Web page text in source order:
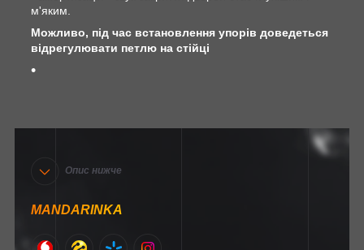
м'яким.
Можливо, під час встановлення упорів доведеться
відрегулювати петлю на стійці
Опис нижче
MANDARINKA